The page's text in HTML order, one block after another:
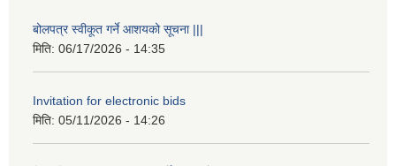
बोलपत्र स्वीकूत गर्ने आशयको सूचना |||
मिति: 06/17/2026 - 14:35
Invitation for electronic bids
मिति: 05/11/2026 - 14:26